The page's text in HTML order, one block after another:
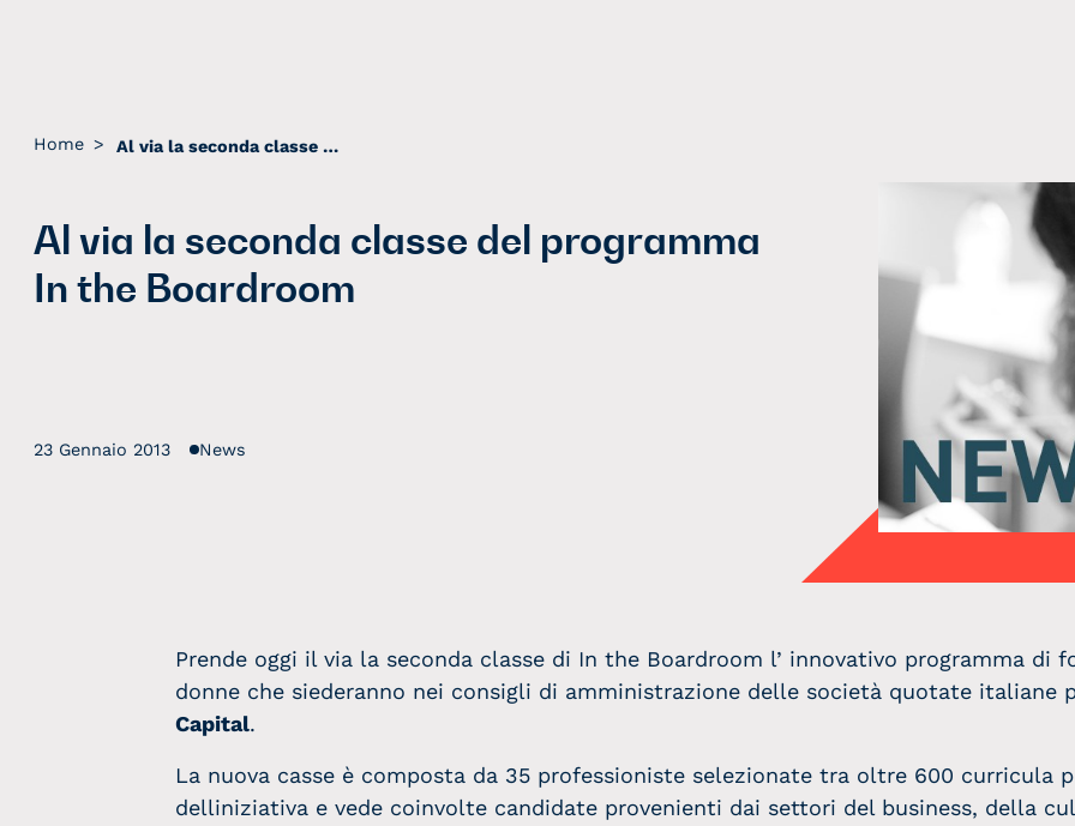
Home > Al via la seconda classe del programma In the Boardroom
Al via la seconda classe del programma
In the Boardroom
23 Gennaio 2013 News
Prende oggi il via la seconda classe di In the Boardroom l’ innovativo programma di
donne che siederanno nei consigli di amministrazione delle società quotate italiane
Capital.
La nuova casse è composta da 35 professioniste selezionate tra oltre 600 curricula
delliniziativa e vede coinvolte candidate provenienti dai settori del business, della